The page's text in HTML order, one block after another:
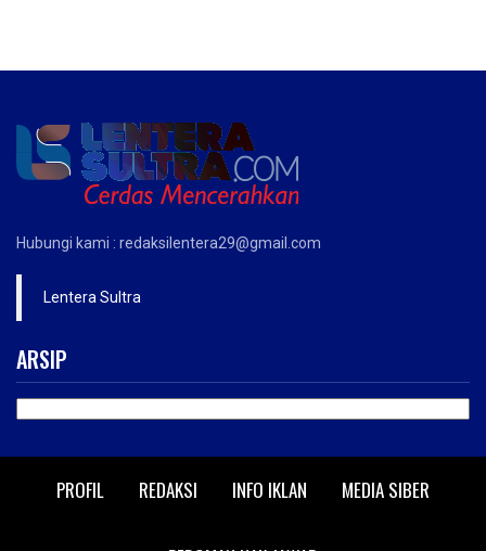
Hubungi kami : redaksilentera29@gmail.com
Lentera Sultra
ARSIP
PROFIL REDAKSI INFO IKLAN MEDIA SIBER